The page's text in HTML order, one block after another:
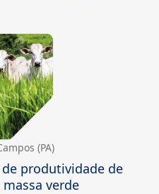
(PA)
produtividade de
verde